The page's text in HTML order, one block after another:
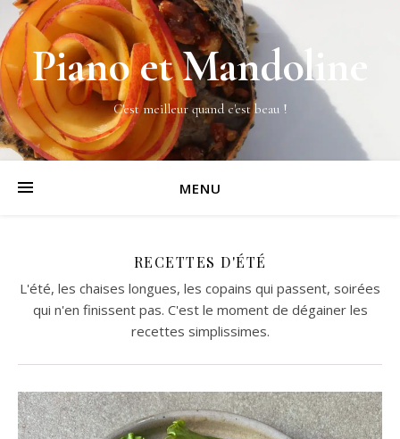
Piano et Mandoline
C'est meilleur quand c'est beau !
MENU
RECETTES D'ÉTÉ
L'été, les chaises longues, les copains qui passent, soirées
qui n'en finissent pas. C'est le moment de dégainer les
recettes simplissimes.